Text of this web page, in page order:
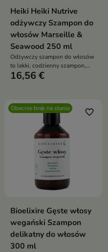
Heiki Heiki Nutrive
odżywczy Szampon do
włosów Marseille &
Seawood 250 ml
Odżywczy szampon do włosów
to lekki, codzienny szampon,
który wzmacnia włosy, nawilża i
16,56 €
Obecnie brak na stanie favorite_border
Bioelixire Gęste włosy
wegański Szampon
delikatny do włosów
300 ml